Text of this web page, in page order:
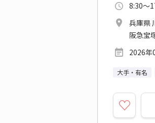
8:30～
兵庫県
阪急宝
2026年
大手・有名